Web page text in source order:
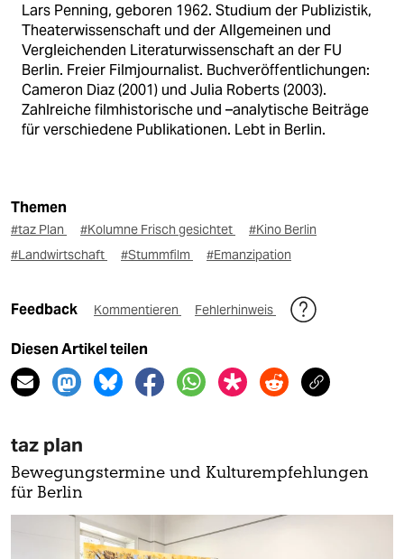
Lars Penning, geboren 1962. Studium der Publizistik,
Theaterwissenschaft und der Allgemeinen und
Vergleichenden Literaturwissenschaft an der FU
Berlin. Freier Filmjournalist. Buchveröffentlichungen:
Cameron Diaz (2001) und Julia Roberts (2003).
Zahlreiche filmhistorische und –analytische Beiträge
für verschiedene Publikationen. Lebt in Berlin.
Themen
#taz Plan #Kolumne Frisch gesichtet
#Kino Berlin
#Landwirtschaft
#Stummfilm #Emanzipation
Feedback Kommentieren Fehlerhinweis
Diesen Artikel teilen
taz plan
Bewegungstermine und Kulturempfehlungen
für Berlin